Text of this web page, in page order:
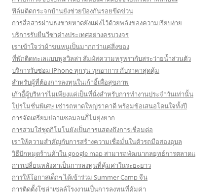
ฟิล์มติดกระจกบ้านยังช่วยป้องกันรอยขีดข่วน
การสื่อสารผ่านธงชายหาดยังแฝงไว้ด้วยพลังของความเรียบง่าย
บริการรับยื่นวีซ่าต่างประเทศอย่างครบวงจร
เราเข้าใจว่าผ้าขนหนูเป็นมากกว่าแค่สิ่งของ
ที่พักติดทะเลแบบพูลวิลล่า สัมผัสความหรูหรากับสระว่ายน้ำส่วนตัว
บริการรับซ่อม iPhone ทุกรุ่น ทุกอาการ กับราคาสุดคุ้ม
สำหรับผู้ที่ต้องการลงทุนในเก้าอี้เพื่อสุขภาพ
เก้าอี้ผู้บริหารไม่เพียงแค่เป็นที่นั่งสำหรับการทำงานประจำวันเท่านั้น
โปรโมชั่นพิเศษ เช่ารถหาดใหญ่ราคาดี พร้อมข้อเสนอโดนใจทั้งปี
การจัดเตรียมปลาแซลมอนก็ไม่ยุ่งยาก
การสวมใส่ชุดกิโมโนยังเป็นการแสดงถึงการเชื่อมต่อ
เราให้ความสำคัญกับการสร้างความเชื่อมั่นในตัวรถมือสองอุบล
วิธีปักหมุดร้านค้าใน google map สามารถพัฒนากลยุทธ์การตลาดแ
การเปลี่ยนหลังคาเป็นการลงทุนที่คุ้มค่าในระยะยาว
การให้โอกาสเด็กๆ ได้เข้าร่วม Summer Camp จีน
การติดตั้งโซล่าเซลล์โรงงานเป็นการลงทุนที่คุ้มค่า